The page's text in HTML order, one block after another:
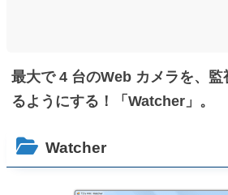
最大で 4 台のWeb カメラを、監
るようにする！「Watcher」。
Watcher